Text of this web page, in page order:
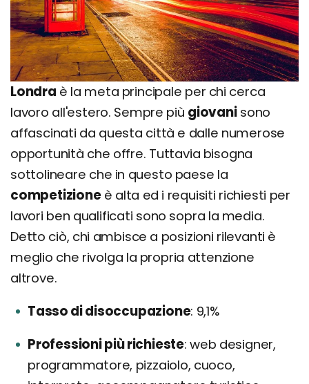
Londra è la meta principale per chi cerca
lavoro all'estero. Sempre più giovanisono
affascinati da questa città e dalle numerose
opportunità che offre. Tuttavia bisogna
sottolineare che in questo paese la
competizioneè alta ed i requisiti richiesti per
lavori ben qualificati sono sopra la media.
Detto ciò, chi ambisce a posizioni rilevanti è
meglio che rivolga la propria attenzione
altrove.
Tasso di disoccupazione 9,1%
Professioni più richieste web designer,
programmatore, pizzaiolo, cuoco,